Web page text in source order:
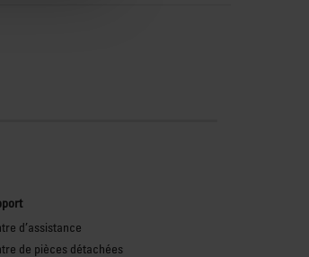
d’assistance
de pièces détachées